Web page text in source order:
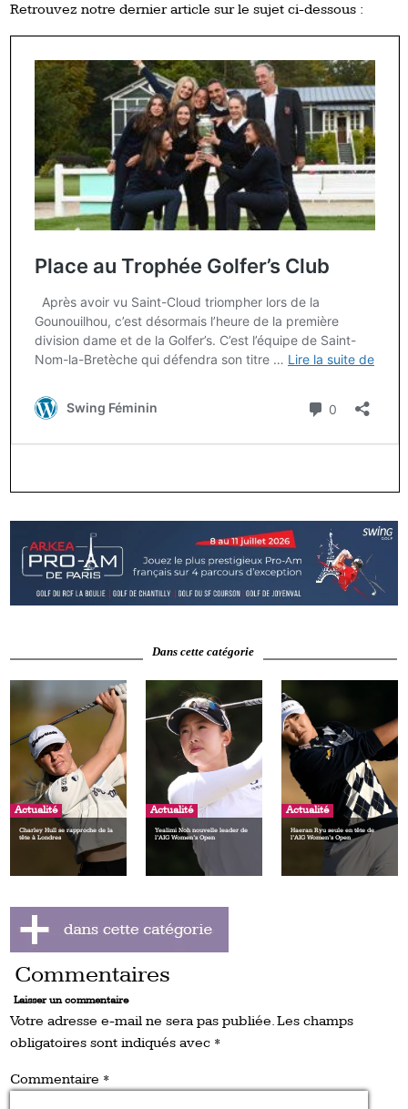
Retrouvez notre dernier article sur le sujet ci-dessous :
Dans cette catégorie
Actualité
Charley Hull se rapproche de la
tête à Londres
Actualité
Yealimi Noh nouvelle leader de
l’AIG Women’s Open
Actualité
Haeran Ryu seule en tête de
l’AIG Women’s Open
Commentaires
Laisser un commentaire
Votre adresse e-mail ne sera pas publiée.Les champs
obligatoires sont indiqués avec *
Commentaire *